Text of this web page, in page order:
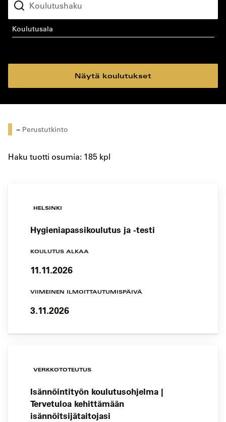
koulutusala
Näytä koulutukset
= Perustutkinto
Haku tuotti osumia: 185 kpl
HELSINKI
Hygieniapassikoulutus ja -testi
KOULUTUS ALKAA
11.11.2026
VIIMEINEN ILMOITTAUTUMISPÄIVÄ
3.11.2026
VERKKOTOTEUTUS
Isännöintityön koulutusohjelma |
Tervetuloa kehittämään
isännöitsijätaitojasi